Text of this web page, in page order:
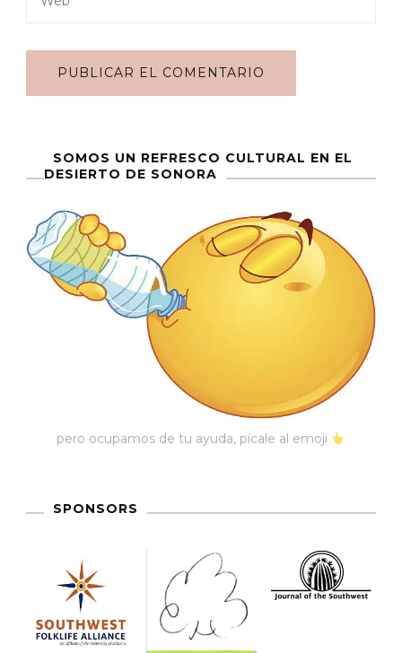
SOMOS UN REFRESCO CULTURAL EN EL
DESIERTO DE SONORA
pero ocupamos de tu ayuda, pícale al emoji
SPONSORS